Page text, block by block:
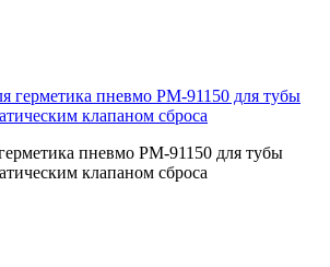
пневмо РМ-91150 для тубы
клапаном сброса